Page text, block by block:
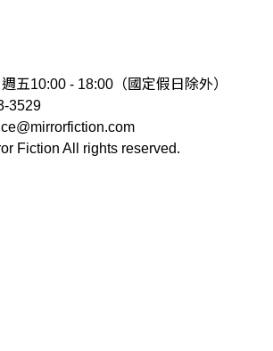
五10:00 - 18:00（國定假日除外）
3529
Fiction All rights reserved.